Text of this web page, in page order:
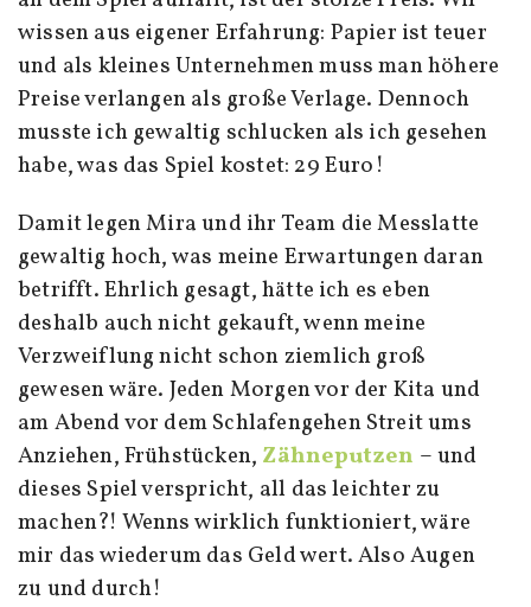
wissen aus eigener Erfahrung: Papier ist teuer
und als kleines Unternehmen muss man höhere
Preise verlangen als große Verlage. Dennoch
musste ich gewaltig schlucken als ich gesehen
habe, was das Spiel kostet: 29 Euro!
Damit legen Mira und ihr Team die Messlatte
gewaltig hoch, was meine Erwartungen daran
betrifft. Ehrlich gesagt, hätte ich es eben
deshalb auch nicht gekauft, wenn meine
Verzweiflung nicht schon ziemlich groß
gewesen wäre. Jeden Morgen vor der Kita und
am Abend vor dem Schlafengehen Streit ums
Anziehen, Frühstücken, Zähneputzen – und
dieses Spiel verspricht, all das leichter zu
machen?! Wenns wirklich funktioniert, wäre
mir das wiederum das Geld wert. Also Augen
zu und durch!